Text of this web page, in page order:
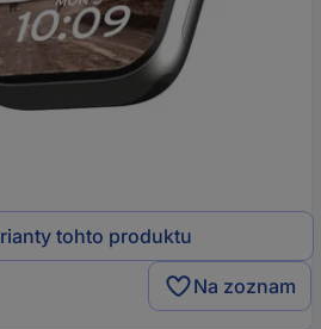
tohto produktu
Na zoznam